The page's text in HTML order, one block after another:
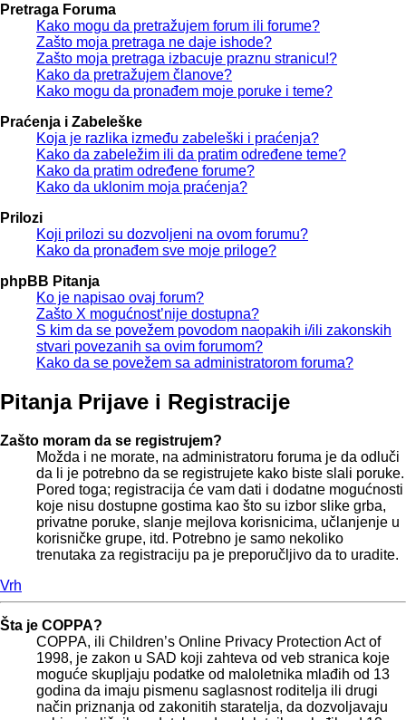
Pretraga Foruma
Kako mogu da pretražujem forum ili forume?
Zašto moja pretraga ne daje ishode?
Zašto moja pretraga izbacuje praznu stranicu!?
Kako da pretražujem članove?
Kako mogu da pronađem moje poruke i teme?
Praćenja i Zabeleške
Koja je razlika između zabeleški i praćenja?
Kako da zabeležim ili da pratim određene teme?
Kako da pratim određene forume?
Kako da uklonim moja praćenja?
Prilozi
Koji prilozi su dozvoljeni na ovom forumu?
Kako da pronađem sve moje priloge?
phpBB Pitanja
Ko je napisao ovaj forum?
Zašto X mogućnost’nije dostupna?
S kim da se povežem povodom naopakih i/ili zakonskih
stvari povezanih sa ovim forumom?
Kako da se povežem sa administratorom foruma?
Pitanja Prijave i Registracije
Zašto moram da se registrujem?
Možda i ne morate, na administratoru foruma je da odluči
da li je potrebno da se registrujete kako biste slali poruke.
Pored toga; registracija će vam dati i dodatne mogućnosti
koje nisu dostupne gostima kao što su izbor slike grba,
privatne poruke, slanje mejlova korisnicima, učlanjenje u
korisničke grupe, itd. Potrebno je samo nekoliko
trenutaka za registraciju pa je preporučljivo da to uradite.
Vrh
Šta je COPPA?
COPPA, ili Children’s Online Privacy Protection Act of
1998, je zakon u SAD koji zahteva od veb stranica koje
moguće skupljaju podatke od maloletnika mlađih od 13
godina da imaju pismenu saglasnost roditelja ili drugi
način priznanja od zakonitih staratelja, da dozvoljavaju